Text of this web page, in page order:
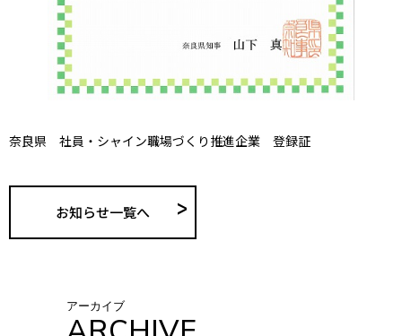
奈良県 社員・シャイン職場づくり推進企業 登録証
お知らせ一覧へ
アーカイブ